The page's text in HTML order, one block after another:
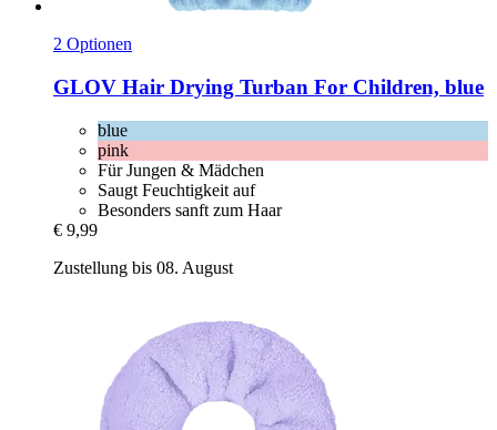
2 Optionen
GLOV Hair Drying Turban For Children, blue
blue
pink
Für Jungen & Mädchen
Saugt Feuchtigkeit auf
Besonders sanft zum Haar
€ 9,99
Zustellung bis 08. August